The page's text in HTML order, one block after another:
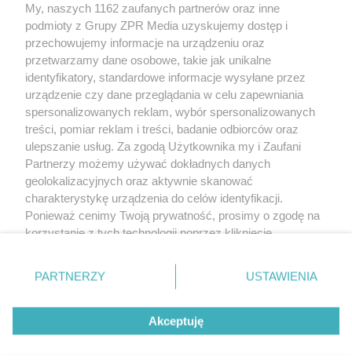
Żaden utwór zamieszczony w serwisie nie może być powielany i
rozpowszechniany lub dalej rozpowszechniany w jakikolwiek sposób (w
tym także elektroniczny lub mechaniczny) na jakimkolwiek polu
eksploatacji w jakiejkolwiek formie, włącznie z umieszczaniem w Internecie
bez pisemnej zgody właściciela praw. Jakiekolwiek użycie lub
wykorzystanie utworów w całości lub w części z naruszeniem prawa, tzn.
bez właściwej zgody, jest zabronione pod groźbą kary i może być ścigane
prawnie.
O nas
My, naszych 1162 zaufanych partnerów oraz inne
podmioty z Grupy ZPR Media uzyskujemy dostęp i
przechowujemy informacje na urządzeniu oraz
przetwarzamy dane osobowe, takie jak unikalne
identyfikatory, standardowe informacje wysyłane przez
urządzenie czy dane przeglądania w celu zapewniania
spersonalizowanych reklam, wybór spersonalizowanych
treści, pomiar reklam i treści, badanie odbiorców oraz
ulepszanie usług. Za zgodą Użytkownika my i Zaufani
Partnerzy możemy używać dokładnych danych
geolokalizacyjnych oraz aktywnie skanować
charakterystykę urządzenia do celów identyfikacji.
Ponieważ cenimy Twoją prywatność, prosimy o zgodę na
korzystanie z tych technologii poprzez kliknięcie
zmienić/wycofać klikając przycisk ustawień prywatności
znajdujący się w lewym dolnym rogu strony
rodzaje przetwarzania danych nie wymagają zgody
użytkownika, ale masz prawo sprzeciwić się takiemu
przetwarzaniu. Preferencje będą miały zastosowanie tylko
PARTNERZY USTAWIENIA
Akceptuję